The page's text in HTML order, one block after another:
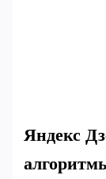
Яндекс